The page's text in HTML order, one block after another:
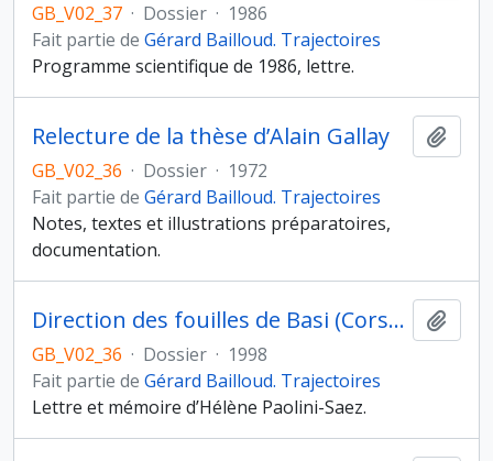
GB_V02_37 · Dossier · 1986
Fait partie de Gérard Bailloud. Trajectoires
Programme scientifique de 1986, lettre.
Relecture de la thèse d’Alain Gallay
GB_V02_36 · Dossier · 1972
Fait partie de Gérard Bailloud. Trajectoires
Notes, textes et illustrations préparatoires,
documentation.
Direction des fouilles de Basi (Corse), 1968
GB_V02_36 · Dossier · 1998
Fait partie de Gérard Bailloud. Trajectoires
Lettre et mémoire d’Hélène Paolini-Saez.